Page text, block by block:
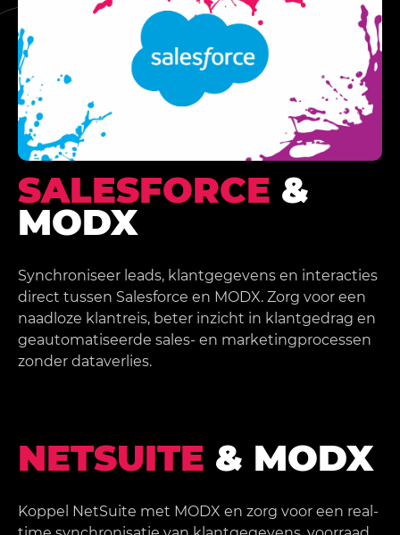
SALESFORCE &
MODX
Synchroniseer leads, klantgegevens en interacties
direct tussen Salesforce en MODX. Zorg voor een
naadloze klantreis, beter inzicht in klantgedrag en
geautomatiseerde sales- en marketingprocessen
zonder dataverlies.
NETSUITE & MODX
Koppel NetSuite met MODX en zorg voor een real-